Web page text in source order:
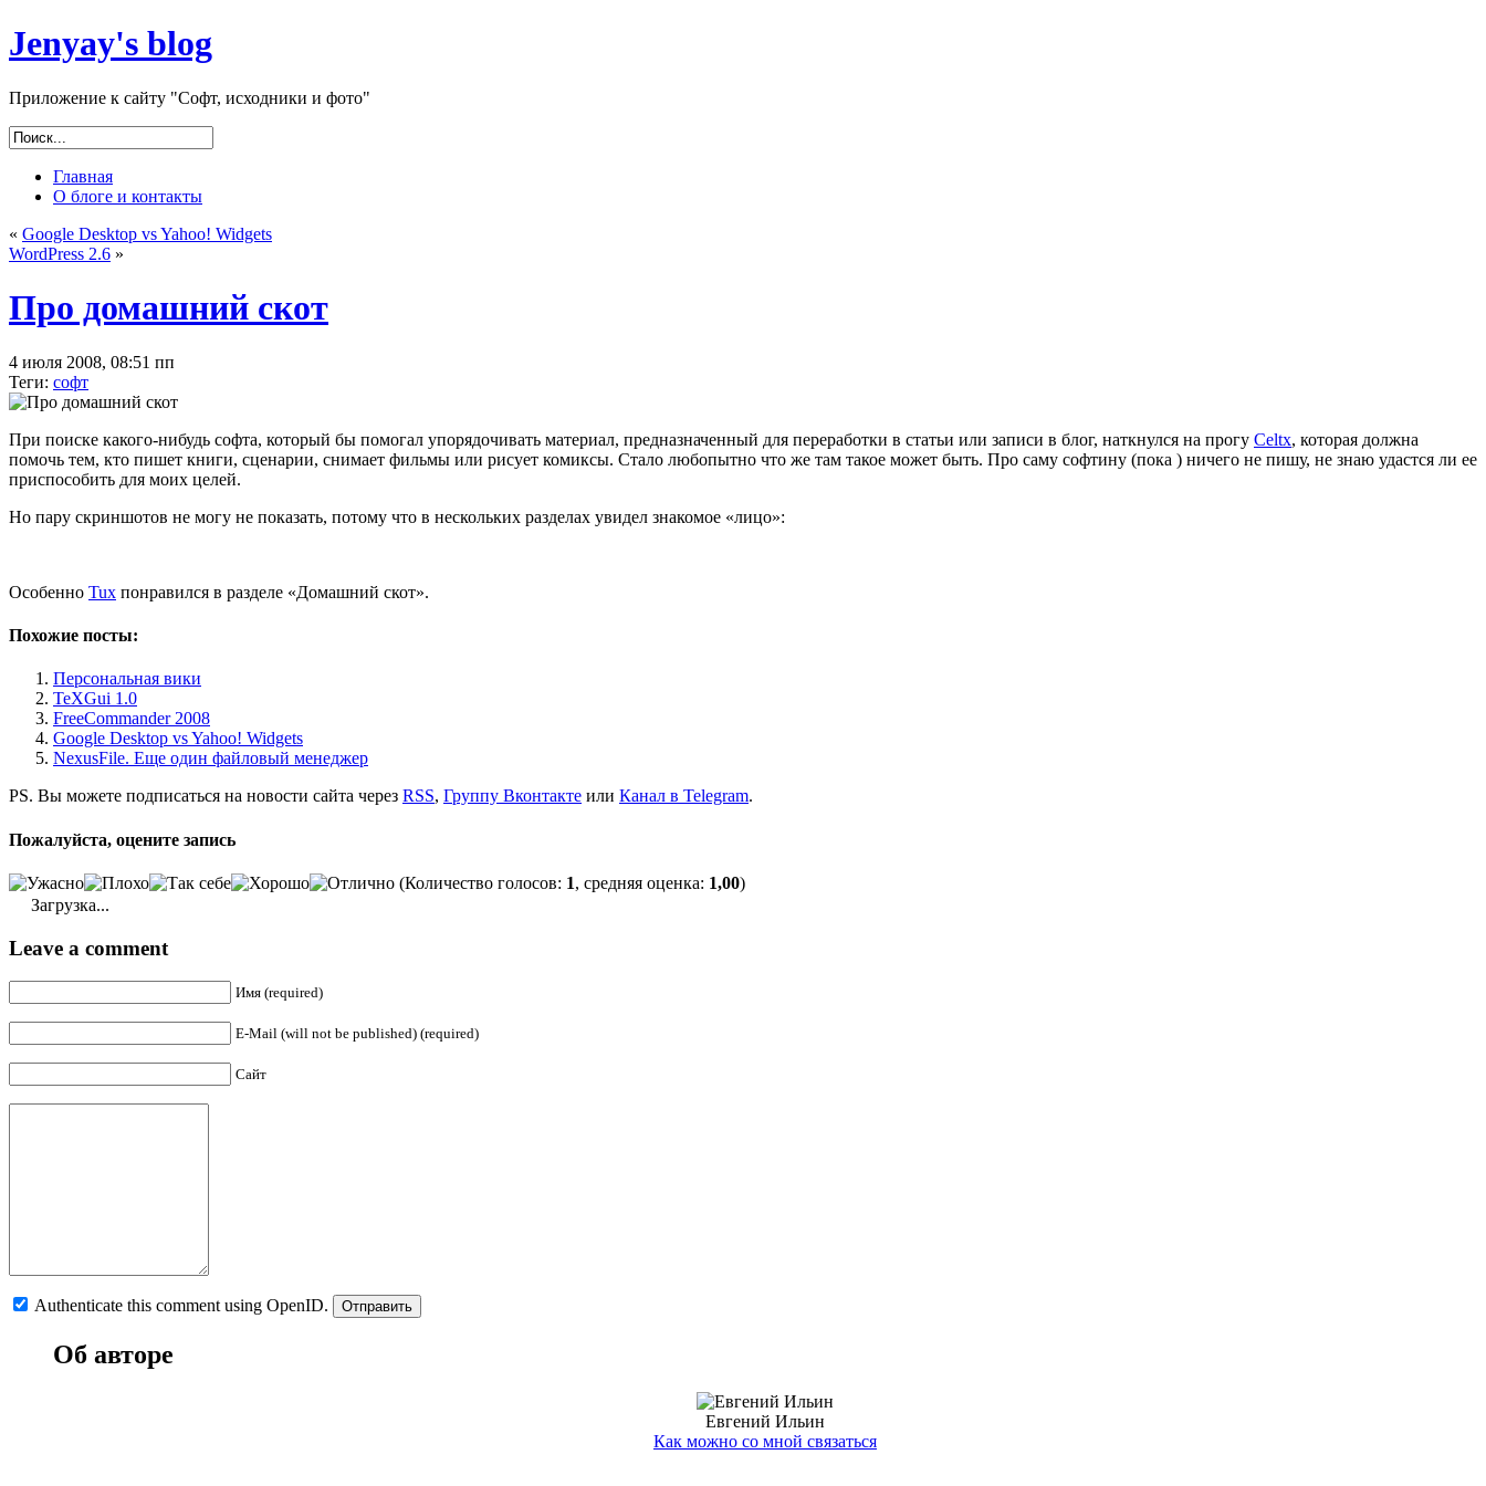
Jenyay's blog
Приложение к сайту "Софт, исходники и фото"
Главная
О блоге и контакты
« Google Desktop vs Yahoo! Widgets
WordPress 2.6 »
Про домашний скот
4 июля 2008, 08:51 пп
Теги: софт
При поиске какого-нибудь софта, который бы помогал упорядочивать материал, предназначенный для переработки в статьи или записи в блог, наткнулся на прогу Celtx, которая должна
помочь тем, кто пишет книги, сценарии, снимает фильмы или рисует комиксы. Стало любопытно что же там такое может быть. Про саму софтину (пока ) ничего не пишу, не знаю удастся ли ее
приспособить для моих целей.
Но пару скриншотов не могу не показать, потому что в нескольких разделах увидел знакомое «лицо»:
Особенно Tux понравился в разделе «Домашний скот».
Похожие посты:
Персональная вики
TeXGui 1.0
FreeCommander 2008
Google Desktop vs Yahoo! Widgets
NexusFile. Еще один файловый менеджер
PS. Вы можете подписаться на новости сайта через RSS, Группу Вконтакте или Канал в Telegram.
Пожалуйста, оцените запись
(Количество голосов: 1, средняя оценка: 1,00)
Загрузка...
Leave a comment
Имя (required)
E-Mail (will not be published) (required)
Сайт
Authenticate this comment using OpenID.
Об авторе
Евгений Ильин
Как можно со мной связаться